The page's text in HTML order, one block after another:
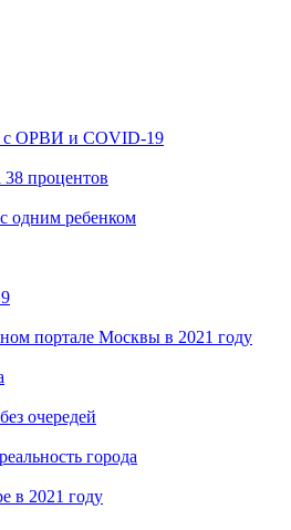
с ОРВИ и COVID-19
процентов
одним ребенком
портале Москвы в 2021 году
очередей
города
в 2021 году